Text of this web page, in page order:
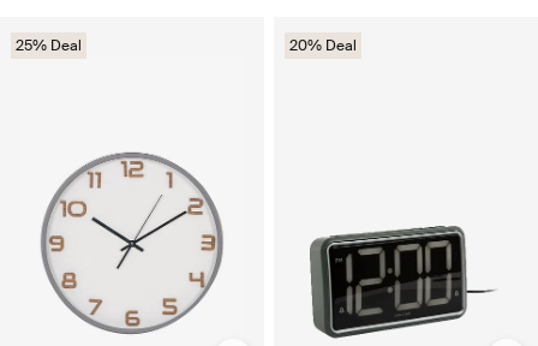
25% Deal 20% Deal